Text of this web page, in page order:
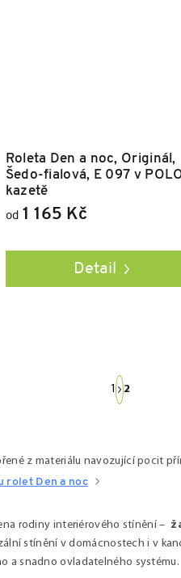
Roleta Den a noc, Originál,
Šedo-fialová, E 097 v
kazetě
od1 165 Kč
Detail
S
t
r
o
1 2
z materiálu navozující pocit
rolet Den a noc
rodiny interiérového stínění –
stínění v domácnostech i v
a snadno ovladatelného systému.